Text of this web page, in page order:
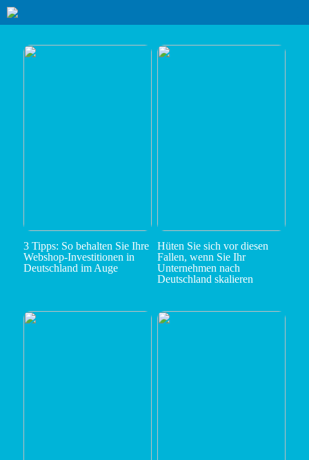
3 Tipps: So behalten Sie Ihre
Webshop-Investitionen in
Deutschland im Auge
Hüten Sie sich vor diesen
Fallen, wenn Sie Ihr
Unternehmen nach
Deutschland skalieren